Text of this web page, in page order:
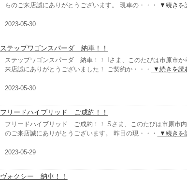
らのご来店誠にありがとうございます。 現車の・・・
▼続きを
2023-05-30
ステップワゴンスパーダ 納車！！
ステップワゴンスパーダ 納車！！ Iさま、このたびは市原市か
来店誠にありがとうございました！ ご契約か・・・
▼続きを読
2023-05-30
フリードハイブリッド ご成約！！
フリードハイブリッド ご成約！！ Sさま、このたびは市原市
のご来店誠にありがとうございます。 昨日の現・・・
▼続きを
2023-05-29
ヴォクシー 納車！！